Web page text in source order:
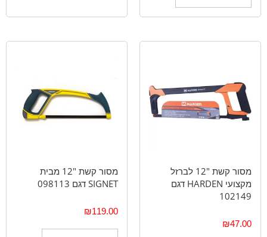
מסור קשת "12 לברזל
מקצועי HARDEN דגם
102149
₪47.00
מסור קשת "12 מבית
SIGNET דגם 098113
₪119.00